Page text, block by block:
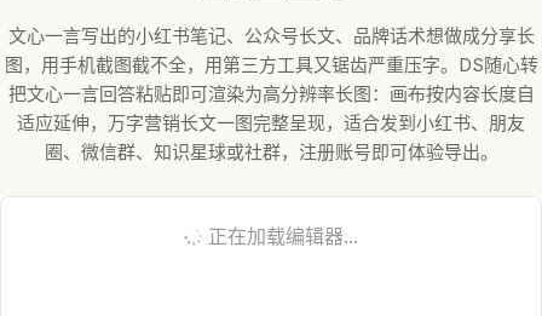
文心一言写出的小红书笔记、公众号长文、品牌话术想做成分享长
图，用手机截图截不全，用第三方工具又锯齿严重压字。DS随心转
把文心一言回答粘贴即可渲染为高分辨率长图：画布按内容长度自
适应延伸，万字营销长文一图完整呈现，适合发到小红书、朋友
圈、微信群、知识星球或社群，注册账号即可体验导出。
正在加载编辑器...